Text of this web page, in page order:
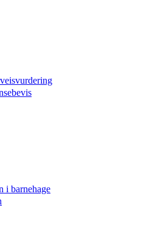
i barnehage